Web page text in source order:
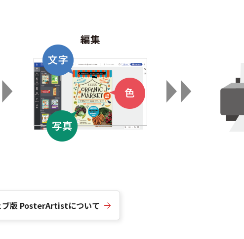
ブ版 PosterArtistについて